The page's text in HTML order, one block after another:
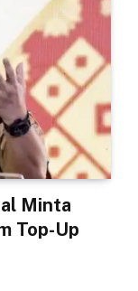
Minta
Top-Up